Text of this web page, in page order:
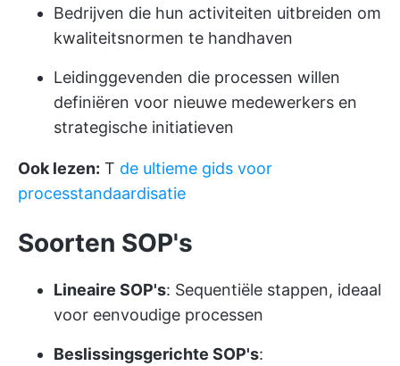
Bedrijven die hun activiteiten uitbreiden om
kwaliteitsnormen te handhaven
Leidinggevenden die processen willen
definiëren voor nieuwe medewerkers en
strategische initiatieven
Ook lezen: T de ultieme gids voor
processtandaardisatie
Soorten SOP's
Lineaire SOP's: Sequentiële stappen, ideaal
voor eenvoudige processen
Beslissingsgerichte SOP's: